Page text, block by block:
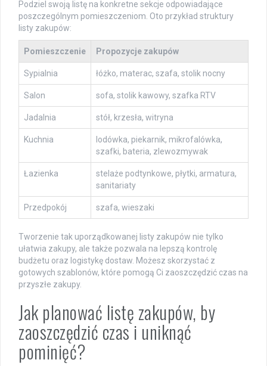
Podziel swoją listę na konkretne sekcje odpowiadające
poszczególnym pomieszczeniom. Oto przykład struktury
listy zakupów:
Pomieszczenie Propozycje zakupów
Sypialnia łóżko, materac, szafa, stolik nocny
Salon sofa, stolik kawowy, szafka RTV
Jadalnia stół, krzesła, witryna
Kuchnia
lodówka, piekarnik, mikrofalówka,
szafki, bateria, zlewozmywak
Łazienka
stelaże podtynkowe, płytki, armatura,
sanitariaty
Przedpokój szafa, wieszaki
Tworzenie tak uporządkowanej listy zakupów nie tylko
ułatwia zakupy, ale także pozwala na lepszą kontrolę
budżetu oraz logistykę dostaw. Możesz skorzystać z
gotowych szablonów, które pomogą Ci zaoszczędzić czas na
przyszłe zakupy.
Jak planować listę zakupów, by
zaoszczędzić czas i uniknąć
pominięć?